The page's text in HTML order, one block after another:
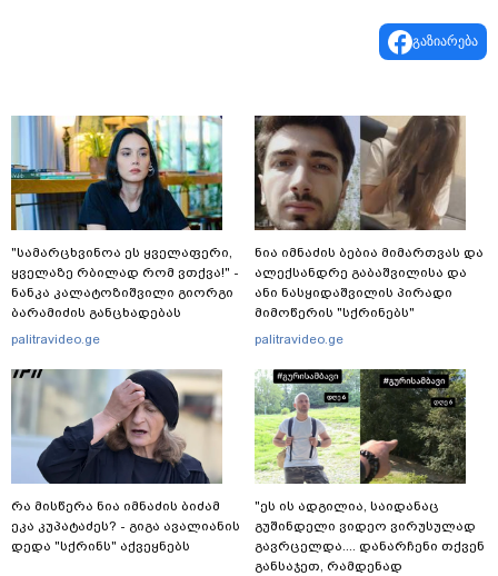
გაზიარება
"სა­მარ­ცხვი­ნოა ეს ყვე­ლა­ფე­რი,
ყვე­ლა­ზე რბი­ლად რომ ვთქვა!" -
ნანკა კალატოზიშვილი გიორგი
ბარამიძის განცხადებას
ეხმაურება
palitravideo.ge
რა მისწერა ნია იმნაძის ბიძამ
ეკა კუპატაძეს? - გიგა ავალიანის
დედა "სქრინს" აქვეყნებს
ნია იმნაძის ბებია მიმართვას და
ალექსანდრე გაბაშვილისა და
ანი ნასყიდაშვილის პირადი
მიმოწერის "სქრინებს"
ავრცელებს
palitravideo.ge
"ეს ის ადგილია, საიდანაც
გუშინდელი ვიდეო ვირუსულად
გავრცელდა.... დანარჩენი თქვენ
განსაჯეთ, რამდენად